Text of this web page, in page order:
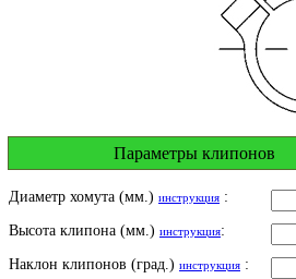
Параметры клипонов
Диаметр хомута (мм.) инструкция :
Высота клипона (мм.) инструкция:
Наклон клипонов (град.) инструкция :